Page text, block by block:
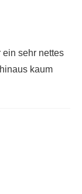
sehr nettes
kaum